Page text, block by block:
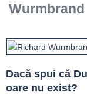
Wurmbrand
Dacă spui că
oare nu exist?